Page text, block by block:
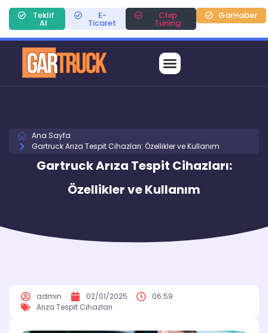
Teklif
Al
E-
Ticaret
Chip
Tuning
GarHaber
Ana Sayfa
Gartruck Arıza Tespit Cihazları: Özellikler ve Kullanım
Gartruck Arıza Tespit Cihazları:
Özellikler ve Kullanım
admin 02/01/2025
06:59
Arıza Tespit Cihazları